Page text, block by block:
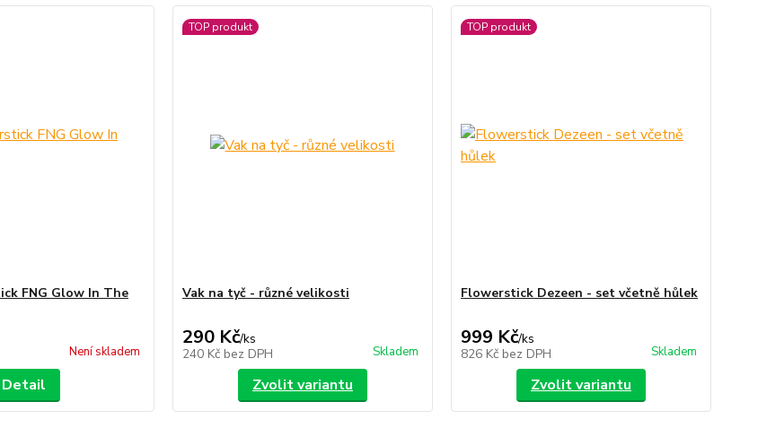
FNG Glow In The
Není skladem
Detail
TOP produkt
Vak na tyč - různé velikosti
290 Kč/ks
240 Kč bez DPH Skladem
Zvolit variantu
TOP produkt
Flowerstick Dezeen - set včetně hůlek
999 Kč/ks
826 Kč bez DPH Skladem
Zvolit variantu